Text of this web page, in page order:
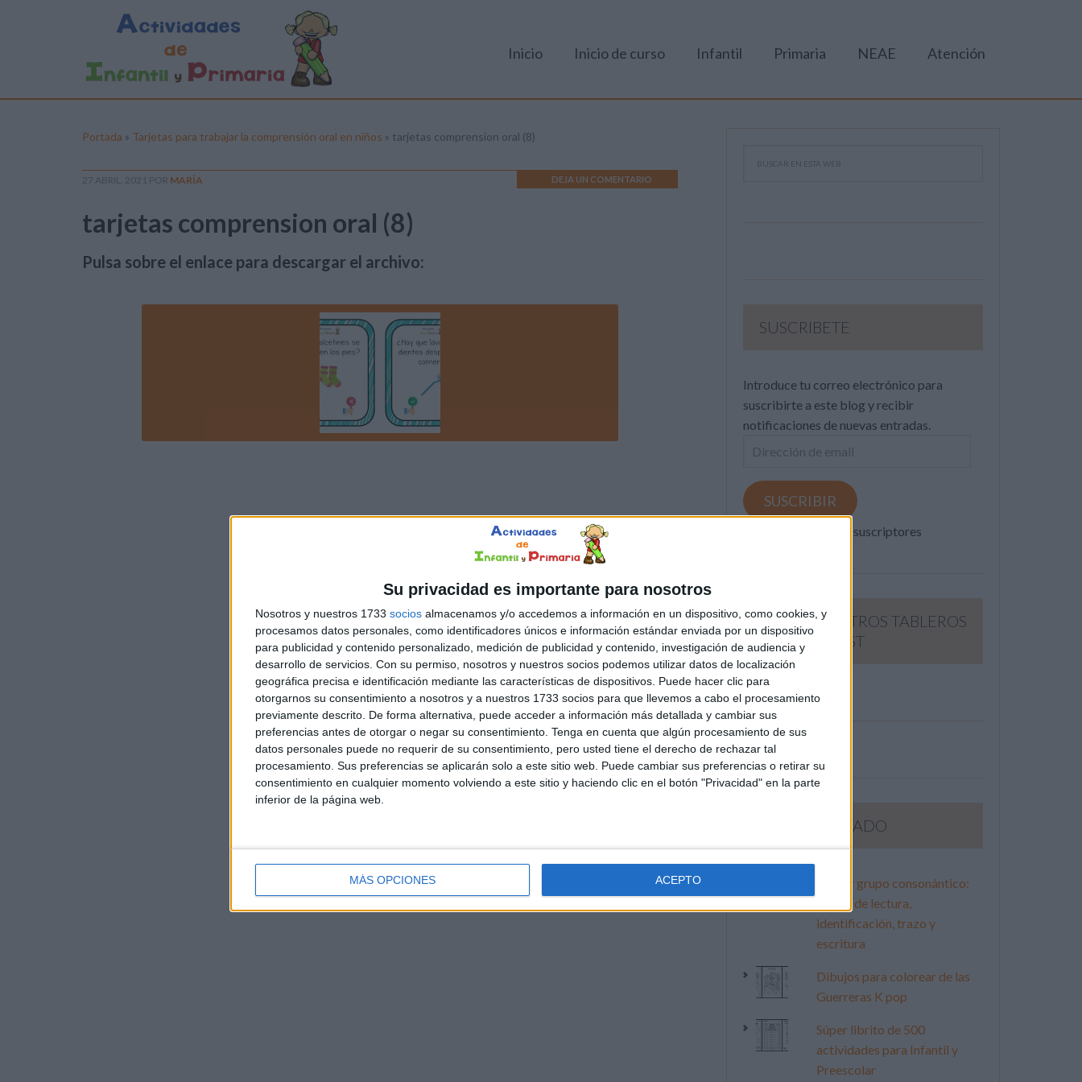
Su privacidad es importante para nosotros
Nosotros y nuestros 1733 socios almacenamos y/o accedemos a información en un dispositivo, como cookies, y
procesamos datos personales, como identificadores únicos e información estándar enviada por un dispositivo
para publicidad y contenido personalizado, medición de publicidad y contenido, investigación de audiencia y
desarrollo de servicios. Con su permiso, nosotros y nuestros socios podemos utilizar datos de localización
geográfica precisa e identificación mediante las características de dispositivos. Puede hacer clic para
otorgarnos su consentimiento a nosotros y a nuestros 1733 socios para que llevemos a cabo el procesamiento
previamente descrito. De forma alternativa, puede acceder a información más detallada y cambiar sus
preferencias antes de otorgar o negar su consentimiento. Tenga en cuenta que algún procesamiento de sus
datos personales puede no requerir de su consentimiento, pero usted tiene el derecho de rechazar tal
procesamiento. Sus preferencias se aplicarán solo a este sitio web. Puede cambiar sus preferencias o retirar su
consentimiento en cualquier momento volviendo a este sitio y haciendo clic en el botón "Privacidad" en la parte
inferior de la página web.
MÁS OPCIONES ACEPTO
Inicio Inicio de curso Infantil Primaria NEAE Atención
Portada » Tarjetas para trabajar la comprensión oral en niños » tarjetas comprension oral (8)
27 ABRIL, 2021 POR MARÍA DEJA UN COMENTARIO
tarjetas comprension oral (8)
Pulsa sobre el enlace para descargar el archivo:
SUSCRIBETE
Introduce tu correo electrónico para
suscribirte a este blog y recibir
notificaciones de nuevas entradas.
Dirección
email
SUSCRIBIR
Únete a otros 371K suscriptores
SIGUE NUESTROS TABLEROS
EN PINTEREST
LO MÁS VISITADO
Primer grupo consonántico:
Fichas de lectura,
identificación, trazo y
escritura
Dibujos para colorear de las
Guerreras K pop
Súper librito de 500
actividades para Infantil y
Preescolar